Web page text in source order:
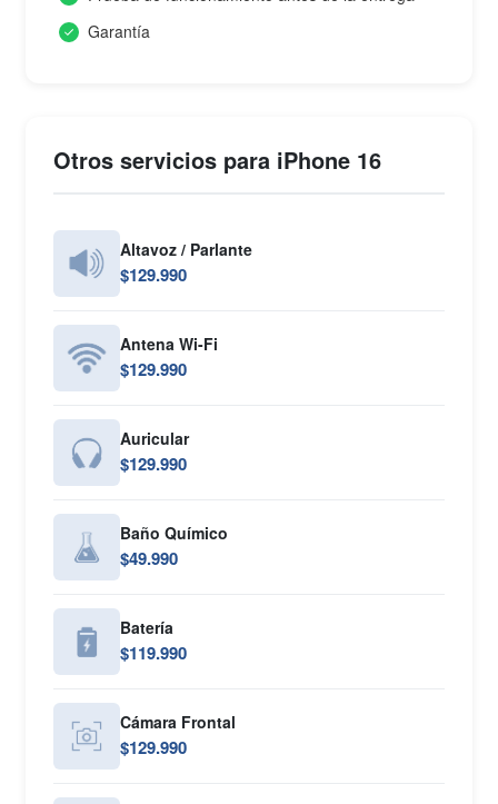
Garantía
Otros servicios para iPhone 16
Altavoz / Parlante
$129.990
Antena Wi-Fi
$129.990
Auricular
$129.990
Baño Químico
$49.990
Batería
$119.990
Cámara Frontal
$129.990